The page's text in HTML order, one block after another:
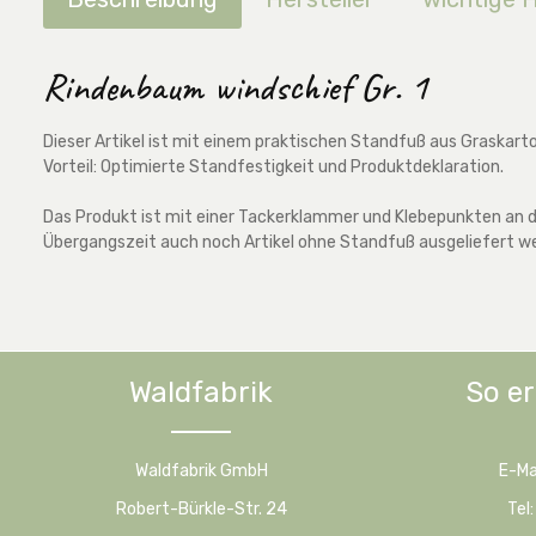
Rindenbaum windschief Gr. 1
Dieser Artikel ist mit einem praktischen Standfuß aus
Vorteil: Optimierte Standfestigkeit und Produktdeklaration.
Das Produkt ist mit einer Tackerklammer und Klebepunkten
Übergangszeit auch noch Artikel ohne Standfuß ausgeliefert
Waldfabrik
Waldfabrik GmbH
Robert-Bürkle-Str. 24
So
E-